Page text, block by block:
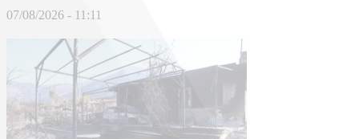
07/08/2026 - 11:11